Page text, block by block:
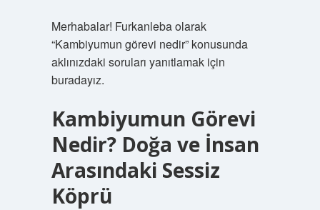
Merhabalar! Furkanleba olarak
“Kambiyumun görevi nedir” konusunda
aklınızdaki soruları yanıtlamak için
buradayız.
Kambiyumun Görevi
Nedir? Doğa ve İnsan
Arasındaki Sessiz
Köprü